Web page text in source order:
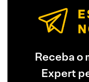
Receba o
Expert